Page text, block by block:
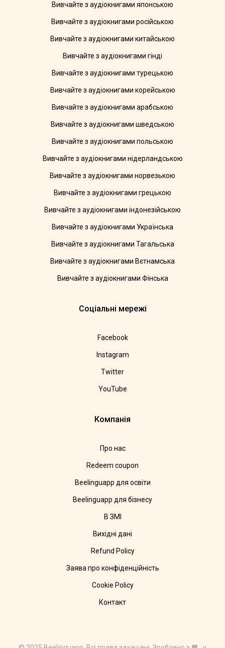
Вивчайте з аудіокнигами японською
Вивчайте з аудіокнигами російською
Вивчайте з аудіокнигами китайською
Вивчайте з аудіокнигами гінді
Вивчайте з аудіокнигами турецькою
Вивчайте з аудіокнигами корейською
Вивчайте з аудіокнигами арабською
Вивчайте з аудіокнигами шведською
Вивчайте з аудіокнигами польською
Вивчайте з аудіокнигами нідерландською
Вивчайте з аудіокнигами норвезькою
Вивчайте з аудіокнигами грецькою
Вивчайте з аудіокнигами індонезійською
Вивчайте з аудіокнигами Українська
Вивчайте з аудіокнигами Тагальська
Вивчайте з аудіокнигами Вєтнамська
Вивчайте з аудіокнигами Фінська
Соціальні мережі
Facebook
Instagram
Twitter
YouTube
Компанія
Про нас
Redeem coupon
Beelinguapp для освіти
Beelinguapp для бізнесу
В ЗМІ
Вихідні дані
Refund Policy
Заява про конфіденційність
Cookie Policy
Контакт